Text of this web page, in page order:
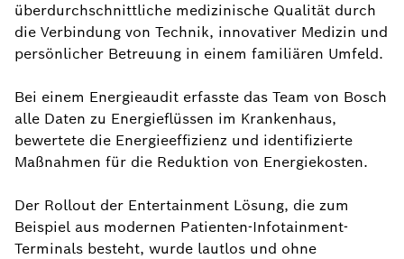
überdurchschnittliche medizinische Qualität durch
die Verbindung von Technik, innovativer Medizin und
persönlicher Betreuung in einem familiären Umfeld.
Bei einem Energieaudit erfasste das Team von Bosch
alle Daten zu Energieflüssen im Krankenhaus,
bewertete die Energieeffizienz und identifizierte
Maßnahmen für die Reduktion von Energiekosten.
Der Rollout der Entertainment Lösung, die zum
Beispiel aus modernen Patienten-Infotainment-
Terminals besteht, wurde lautlos und ohne